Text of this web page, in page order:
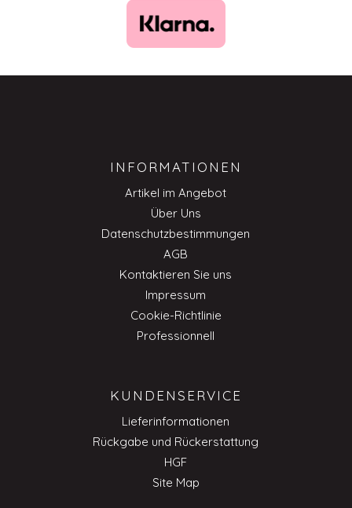
INFORMATIONEN
Artikel im Angebot
Über Uns
Datenschutzbestimmungen
AGB
Kontaktieren Sie uns
Impressum
Cookie-Richtlinie
Professionnell
KUNDENSERVICE
Lieferinformationen
Rückgabe und Rückerstattung
HGF
Site Map